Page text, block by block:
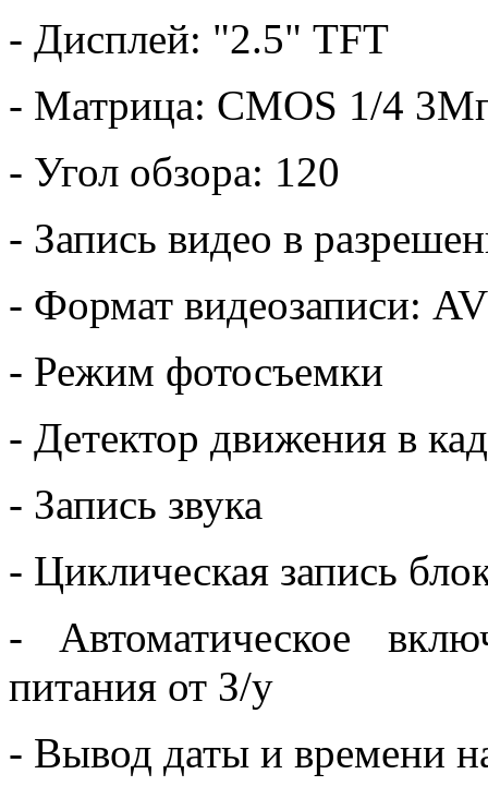
- Дисплей: "2.5" TFT
- Матрица: CMOS 1/4
- Угол обзора: 120
- Запись видео в
- Формат видеозаписи:
- Режим фотосъемки
- Детектор движения в
- Запись звука
- Циклическая запись
- Автоматическое
питания от З/у
- Вывод даты и времени